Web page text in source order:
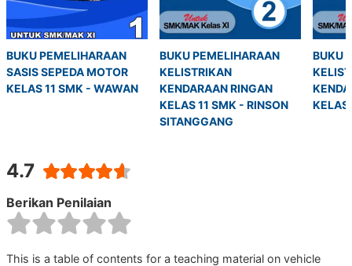
BUKU PEMELIHARAAN
SASIS SEPEDA MOTOR
KELAS 11 SMK - WAWAN
BUKU PEMELIHARAAN
KELISTRIKAN
KENDARAAN RINGAN
KELAS 11 SMK - RINSON
SITANGGANG
BUKU
KELAS
4.7
Berikan Penilaian
This is a table of contents for a teaching material on vehicle